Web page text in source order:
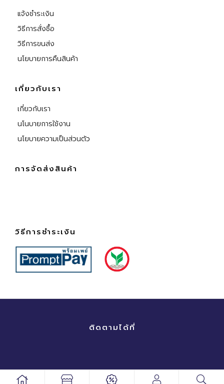
แจ้งชำระเงิน
วิธีการสั่งซื้อ
วิธีการขนส่ง
นโยบายการคืนสินค้า
เกี่ยวกับเรา
เกี่ยวกับเรา
นโนบายการใช้งาน
นโยบายความเป็นส่วนตัว
การจัดส่งสินค้า
วิธีการชำระเงิน
ติดตามได้ที่